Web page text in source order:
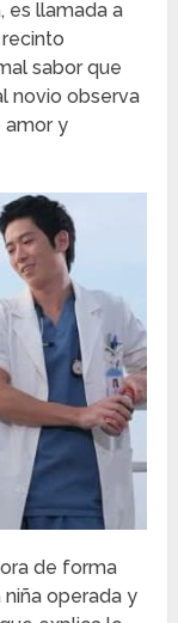
es llamada a
sabor que
novio observa
amor y
de forma
operada y